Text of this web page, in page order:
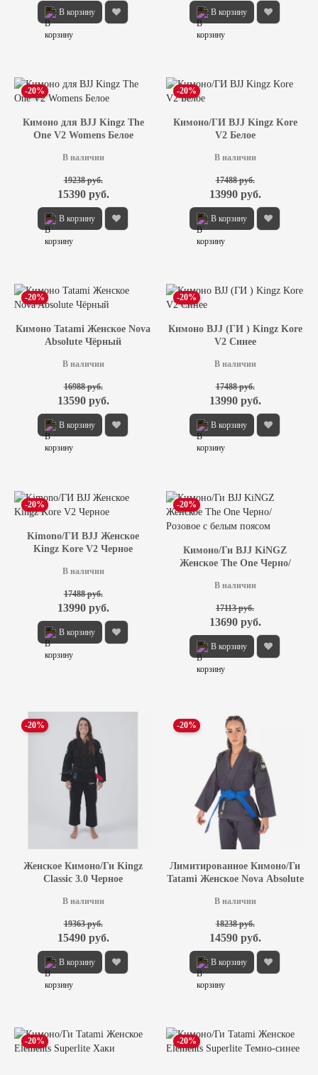
В корзину В корзину
-20%
Кимоно для BJJ Kingz The
One V2 Womens Белое
В наличии
В корзину
19238 руб.
15390 руб.
-20%
Кимоно/ГИ BJJ Kingz Kore
V2 Белое
В наличии
В корзину
17488 руб.
13990 руб.
-20%
Кимоно Tatami Женское Nova
Absolute Чёрный
В наличии
В корзину
16988 руб.
13590 руб.
-20%
Кимоно BJJ (ГИ ) Kingz Kore
V2 Синее
В наличии
В корзину
17488 руб.
13990 руб.
-20%
Kimono/ГИ BJJ Женское
Kingz Kore V2 Черное
В наличии
В корзину
17488 руб.
13990 руб.
-20%
Кимоно/Ги BJJ KiNGZ
Женское The One Черно/
В наличии
В корзину
17113 руб.
13690 руб.
-20%
Женское Кимоно/Ги Kingz
Classic 3.0 Черное
В наличии
В корзину
19363 руб.
15490 руб.
-20%
Лимитированное Кимоно/Ги
Tatami Женское Nova Absolute
В наличии
В корзину
18238 руб.
14590 руб.
-20% -20%